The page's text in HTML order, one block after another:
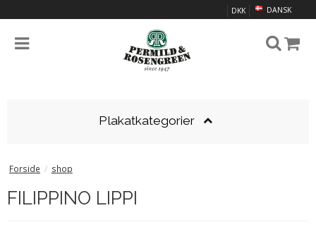
DANSK
DKK
Plakatkategorier
Forside / shop
FILIPPINO LIPPI